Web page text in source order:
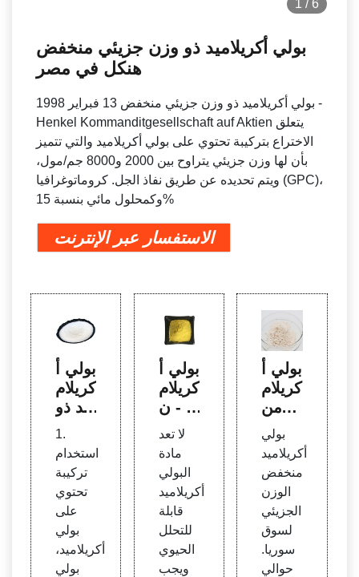
1 / 6
بولي أكريلاميد ذو وزن جزيئي منخفض
هنكل في مصر
بولي أكريلاميد ذو وزن جزيئي منخفض 13 فبراير 1998 -
Henkel Kommanditgesellschaft auf Aktien يتعلق
الاختراع بتركيبة تحتوي على بولي أكريلاميد والتي تتميز
بأن لها وزن جزيئي يتراوح بين 2000 و8000 جم/مول،
ويتم تحديده عن طريق نفاذ الجل. كروماتوغرافيا (GPC)،
وكمحلول مائي بنسبة 15%
الاستفسار عبر الإنترنت
بولي أ
كريلام
يد ذو
وزن
جزيئ
ي من
خفض
- هنك
ل
1.
استخدام
تركيبة
تحتوي
على
بولي
أكريلاميد،
بولي
بولي أ
كريلام
يد - ن
ظرة
عامة
| موض
وعات
Scie
nceD
irect
لا تعد
مادة
البولي
أكريلاميد
قابلة
للتحلل
الحيوي
ويجب
بولي أ
كريلام
يد من
خفض
الوزن
الجزي
ئي من
خفض
الوزن
الجزي
ئي
بولي
أكريلاميد
منخفض
الوزن
الجزيئي
لسوق
سوريا.
حوالي